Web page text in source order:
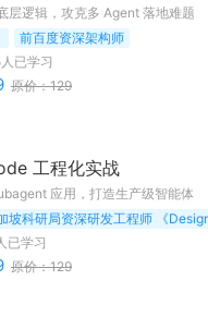
层逻辑，攻克多 Agent 落地难题
前百度资深架构师
人已学习
原价：129
工程化实战
应用，打造生产级智能体
已学习
原价：129